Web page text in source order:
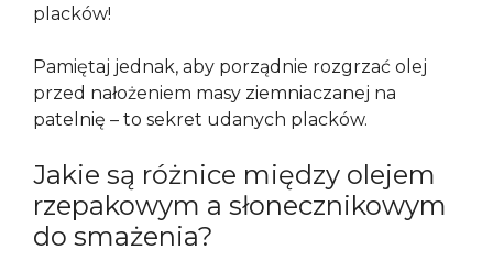
placków!
Pamiętaj jednak, aby porządnie rozgrzać olej
przed nałożeniem masy ziemniaczanej na
patelnię – to sekret udanych placków.
Jakie są różnice między olejem
rzepakowym a słonecznikowym
do smażenia?